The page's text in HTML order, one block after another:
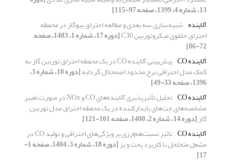
13، شماره 4، 1399، صفحه 97-115]
آلاینده شبیه‌سازی سه بعدی و مطالعه احتراق بیوگاز در محفظه
احتراق حلقوی میکروتوربین C30 [دوره 17، شماره 1، 1403، صفحه
72-86]
آلاینده CO
پیش‌بینی آلاینده CO در یک محفظه احتراق توربین گاز به
کمک مدل احتراقی نرخ محدود اضمحلال گردابه [دوره 10، شماره 3،
1396، صفحه 33-49]
آلاینده CO
تحلیل تأثیرپذیری آلاینده‌های CO و NOx در صورت تغییر
مشخصه‌های جت‌های پایدارکننده در یک محفظه احتراق مدل توربین
گاز[دوره 14، شماره 2، 1400، صفحه 101-121]
آلاینده CO
تاثیر نسبت‌هم‌ارزی بر ویژگی‌های احتراقی و تولید CO در
مشعل متخلخل با کاربرد پخت و پز [دوره 18، شماره 3، 1404، صفحه 1-
17]